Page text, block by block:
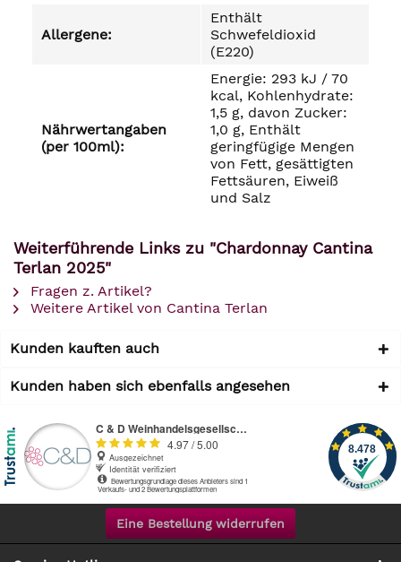
Allergene:
Enthält
Schwefeldioxid
(E220)
Nährwertangaben
(per 100ml):
Energie: 293 kJ / 70
kcal, Kohlenhydrate:
1,5 g, davon Zucker:
1,0 g, Enthält
geringfügige Mengen
von Fett, gesättigten
Fettsäuren, Eiweiß
und Salz
Weiterführende Links zu "Chardonnay Cantina
Terlan 2025"
Fragen z. Artikel?
Weitere Artikel von Cantina Terlan
Kunden kauften auch
Kunden haben sich ebenfalls angesehen
Eine Bestellung widerrufen